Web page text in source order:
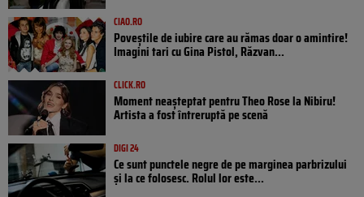
CIAO.RO
Poveştile de iubire care au rămas doar o amintire!
Imagini tari cu Gina Pistol, Răzvan...
CLICK.RO
Moment neașteptat pentru Theo Rose la Nibiru!
Artista a fost întreruptă pe scenă
DIGI 24
Ce sunt punctele negre de pe marginea parbrizului
și la ce folosesc. Rolul lor este...